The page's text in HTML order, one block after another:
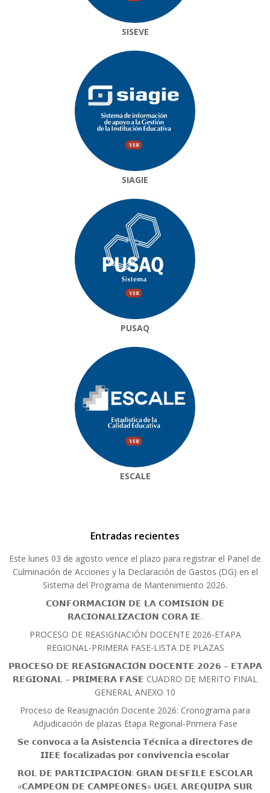
SISEVE
SIAGIE
PUSAQ
ESCALE
Entradas recientes
Este lunes 03 de agosto vence el plazo para registrar el Panel de
Culminación de Acciones y la Declaración de Gastos (DG) en el
Sistema del Programa de Mantenimiento 2026.
𝗖𝗢𝗡𝗙𝗢𝗥𝗠𝗔𝗖𝗜𝗢́𝗡 𝗗𝗘 𝗟𝗔 𝗖𝗢𝗠𝗜𝗦𝗜𝗢́𝗡 𝗗𝗘
𝗥𝗔𝗖𝗜𝗢𝗡𝗔𝗟𝗜𝗭𝗔𝗖𝗜𝗢́𝗡 𝗖𝗢𝗥𝗔 𝗜𝗘.
PROCESO DE REASIGNACIÓN DOCENTE 2026-ETAPA
REGIONAL-PRIMERA FASE-LISTA DE PLAZAS
𝗣𝗥𝗢𝗖𝗘𝗦𝗢 𝗗𝗘 𝗥𝗘𝗔𝗦𝗜𝗚𝗡𝗔𝗖𝗜𝗢́𝗡 𝗗𝗢𝗖𝗘𝗡𝗧𝗘 𝟮𝟬𝟮𝟲 – 𝗘𝗧𝗔𝗣𝗔
𝗥𝗘𝗚𝗜𝗢𝗡𝗔𝗟 – 𝗣𝗥𝗜𝗠𝗘𝗥𝗔 𝗙𝗔𝗦𝗘 CUADRO DE MERITO FINAL
GENERAL ANEXO 10
Proceso de Reasignación Docente 2026: Cronograma para
Adjudicación de plazas Etapa Regional-Primera Fase
𝗦𝗲 𝗰𝗼𝗻𝘃𝗼𝗰𝗮 𝗮 𝗹𝗮 𝗔𝘀𝗶𝘀𝘁𝗲𝗻𝗰𝗶𝗮 𝗧𝗲́𝗰𝗻𝗶𝗰𝗮 𝗮 𝗱𝗶𝗿𝗲𝗰𝘁𝗼𝗿𝗲𝘀 𝗱𝗲
𝗜𝗜𝗘𝗘 𝗳𝗼𝗰𝗮𝗹𝗶𝘇𝗮𝗱𝗮𝘀 𝗽𝗼𝗿 𝗰𝗼𝗻𝘃𝗶𝘃𝗲𝗻𝗰𝗶𝗮 𝗲𝘀𝗰𝗼𝗹𝗮𝗿
𝗥𝗢𝗟 𝗗𝗘 𝗣𝗔𝗥𝗧𝗜𝗖𝗜𝗣𝗔𝗖𝗜𝗢́𝗡: 𝗚𝗥𝗔𝗡 𝗗𝗘𝗦𝗙𝗜𝗟𝗘 𝗘𝗦𝗖𝗢𝗟𝗔𝗥
«𝗖𝗔𝗠𝗣𝗘𝗢́𝗡 𝗗𝗘 𝗖𝗔𝗠𝗣𝗘𝗢𝗡𝗘𝗦» 𝗨𝗚𝗘𝗟 𝗔𝗥𝗘𝗤𝗨𝗜𝗣𝗔 𝗦𝗨𝗥